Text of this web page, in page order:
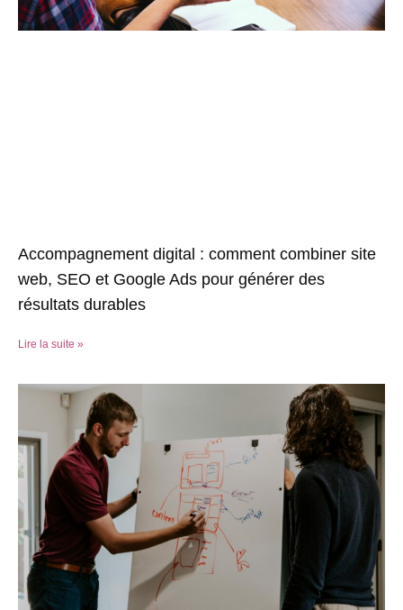
Accompagnement digital : comment combiner site
web, SEO et Google Ads pour générer des
résultats durables
Lire la suite »